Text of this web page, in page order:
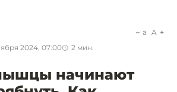
2024, 07:00 2 мин.
a A
начинают